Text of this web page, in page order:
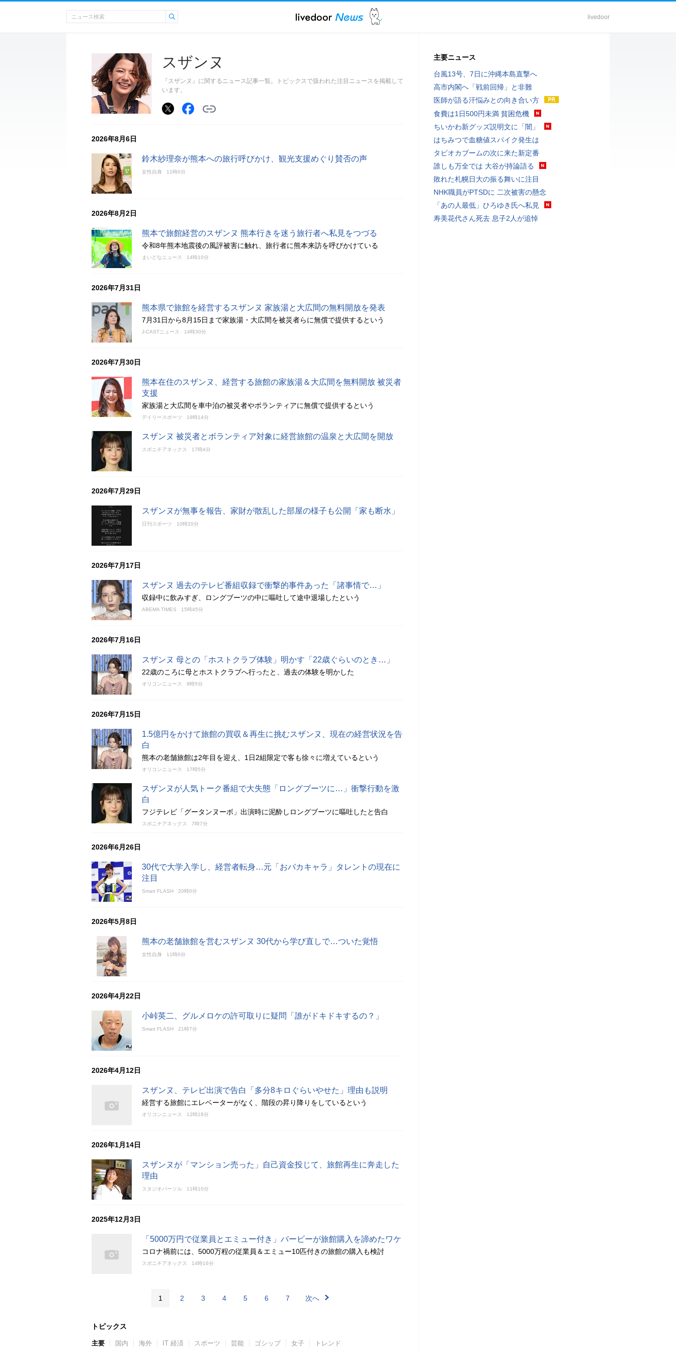
livedoor
スザンヌ
『スザンヌ』に関するニュース記事一覧。トピックスで扱われた注目ニュースを掲載して
います。
2026年8月6日
鈴木紗理奈が熊本への旅行呼びかけ、観光支援めぐり賛否の声
女性自身 11時0分
2026年8月2日
熊本で旅館経営のスザンヌ 熊本行きを迷う旅行者へ私見をつづる
令和8年熊本地震後の風評被害に触れ、旅行者に熊本来訪を呼びかけている
まいどなニュース 14時10分
2026年7月31日
熊本県で旅館を経営するスザンヌ 家族湯と大広間の無料開放を発表
7月31日から8月15日まで家族湯・大広間を被災者らに無償で提供するという
J-CASTニュース 14時30分
2026年7月30日
熊本在住のスザンヌ、経営する旅館の家族湯＆大広間を無料開放 被災者
支援
家族湯と大広間を車中泊の被災者やボランティアに無償で提供するという
デイリースポーツ 19時14分
スザンヌ 被災者とボランティア対象に経営旅館の温泉と大広間を開放
スポニチアネックス 17時4分
2026年7月29日
スザンヌが無事を報告、家財が散乱した部屋の様子も公開「家も断水」
日刊スポーツ 10時20分
2026年7月17日
スザンヌ 過去のテレビ番組収録で衝撃的事件あった「諸事情で…」
収録中に飲みすぎ、ロングブーツの中に嘔吐して途中退場したという
ABEMA TIMES 15時45分
2026年7月16日
スザンヌ 母との「ホストクラブ体験」明かす「22歳ぐらいのとき…」
22歳のころに母とホストクラブへ行ったと、過去の体験を明かした
オリコンニュース 9時5分
2026年7月15日
1.5億円をかけて旅館の買収＆再生に挑むスザンヌ、現在の経営状況を告
白
熊本の老舗旅館は2年目を迎え、1日2組限定で客も徐々に増えているという
オリコンニュース 17時5分
スザンヌが人気トーク番組で大失態「ロングブーツに…」衝撃行動を激
白
フジテレビ「グータンヌーボ」出演時に泥酔しロングブーツに嘔吐したと告白
スポニチアネックス 7時7分
2026年6月26日
30代で大学入学し、経営者転身…元「おバカキャラ」タレントの現在に
注目
Smart FLASH 20時0分
2026年5月8日
熊本の老舗旅館を営むスザンヌ 30代から学び直しで…ついた覚悟
女性自身 11時0分
2026年4月22日
小峠英二、グルメロケの許可取りに疑問「誰がドキドキするの？」
Smart FLASH 21時7分
2026年4月12日
スザンヌ、テレビ出演で告白「多分8キロぐらいやせた」理由も説明
経営する旅館にエレベーターがなく、階段の昇り降りをしているという
オリコンニュース 12時18分
2026年1月14日
スザンヌが「マンション売った」自己資金投じて、旅館再生に奔走した
理由
スタジオパーソル 11時10分
2025年12月3日
「5000万円で従業員とエミュー付き」バービーが旅館購入を諦めたワケ
コロナ禍前には、5000万程の従業員＆エミュー10匹付きの旅館の購入も検討
スポニチアネックス 14時16分
1 2 3 4 5 6 7 次へ
トピックス
主要 国内 海外 IT 経済 スポーツ 芸能 ゴシップ 女子 トレンド
主要ニュース
台風13号、7日に沖縄本島直撃へ
高市内閣へ「戦前回帰」と非難
医師が語る汗悩みとの向き合い方
食費は1日500円未満 貧困危機
ちいかわ新グッズ説明文に「闇」
はちみつで血糖値スパイク発生は
タピオカブームの次に来た新定番
誰しも万全では 大谷が持論語る
敗れた札幌日大の振る舞いに注目
NHK職員がPTSDに 二次被害の懸念
「あの人最低」ひろゆき氏へ私見
寿美花代さん死去 息子2人が追悼